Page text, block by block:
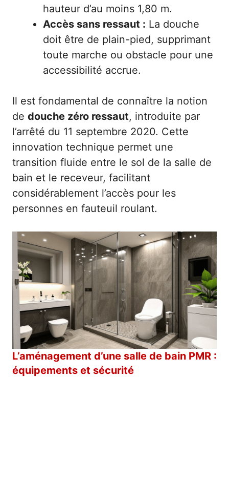
hauteur d’au moins 1,80 m.
Accès sans ressaut : La douche
doit être de plain-pied, supprimant
toute marche ou obstacle pour une
accessibilité accrue.
Il est fondamental de connaître la notion
de douche zéro ressaut, introduite par
l’arrêté du 11 septembre 2020. Cette
innovation technique permet une
transition fluide entre le sol de la salle de
bain et le receveur, facilitant
considérablement l’accès pour les
personnes en fauteuil roulant.
L’aménagement d’une salle de bain PMR :
équipements et sécurité